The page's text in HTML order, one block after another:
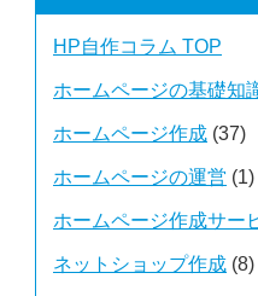
HP自作コラム TOP
ホームページの基礎知
ホームページ作成 (37)
ホームページの運営 (1)
ホームページ作成サー
ネットショップ作成 (8)